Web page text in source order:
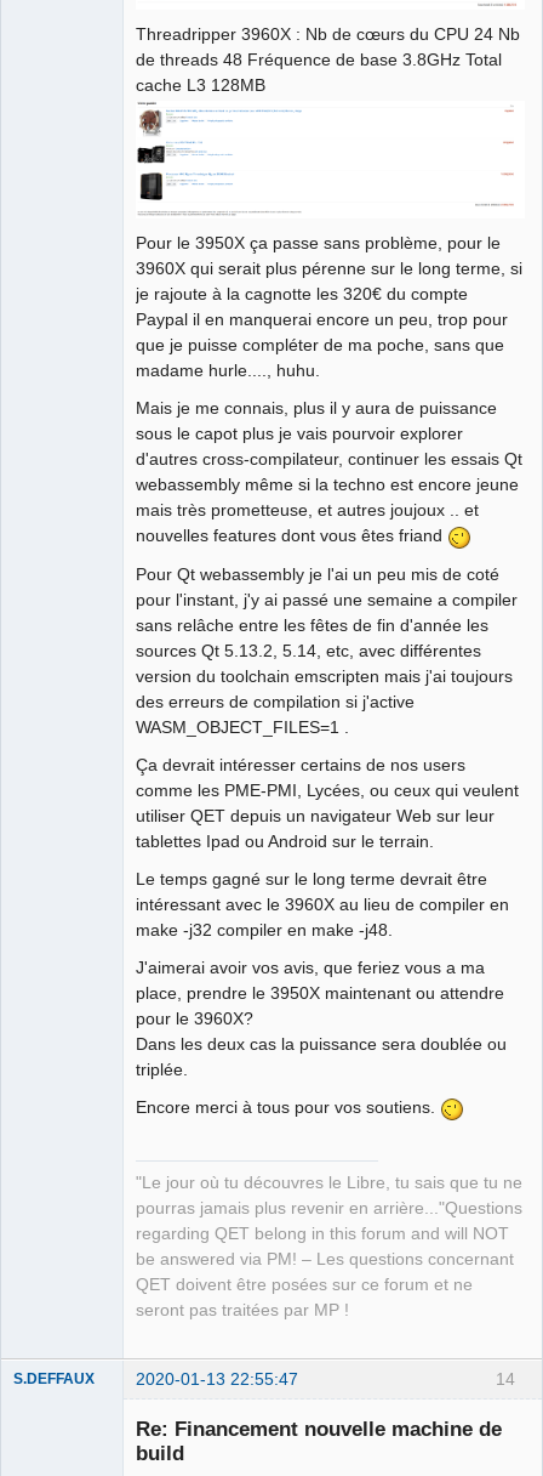
Threadripper 3960X : Nb de cœurs du CPU 24 Nb
de threads 48 Fréquence de base 3.8GHz Total
cache L3 128MB
Pour le 3950X ça passe sans problème, pour le
3960X qui serait plus pérenne sur le long terme, si
je rajoute à la cagnotte les 320€ du compte
Paypal il en manquerai encore un peu, trop pour
que je puisse compléter de ma poche, sans que
madame hurle...., huhu.
Mais je me connais, plus il y aura de puissance
sous le capot plus je vais pourvoir explorer
d'autres cross-compilateur, continuer les essais Qt
webassembly même si la techno est encore jeune
mais très prometteuse, et autres joujoux .. et
nouvelles features dont vous êtes friand
Pour Qt webassembly je l'ai un peu mis de coté
pour l'instant, j'y ai passé une semaine a compiler
sans relâche entre les fêtes de fin d'année les
sources Qt 5.13.2, 5.14, etc, avec différentes
version du toolchain emscripten mais j'ai toujours
des erreurs de compilation si j'active
WASM_OBJECT_FILES=1 .
Ça devrait intéresser certains de nos users
comme les PME-PMI, Lycées, ou ceux qui veulent
utiliser QET depuis un navigateur Web sur leur
tablettes Ipad ou Android sur le terrain.
Le temps gagné sur le long terme devrait être
intéressant avec le 3960X au lieu de compiler en
make -j32 compiler en make -j48.
J'aimerai avoir vos avis, que feriez vous a ma
place, prendre le 3950X maintenant ou attendre
pour le 3960X?
Dans les deux cas la puissance sera doublée ou
triplée.
Encore merci à tous pour vos soutiens.
"Le jour où tu découvres le Libre, tu sais que tu ne
pourras jamais plus revenir en arrière..."Questions
regarding QET belong in this forum and will NOT
be answered via PM! – Les questions concernant
QET doivent être posées sur ce forum et ne
seront pas traitées par MP !
14
S.DEFFAUX 2020-01-13 22:55:47
Re: Financement nouvelle machine de
build